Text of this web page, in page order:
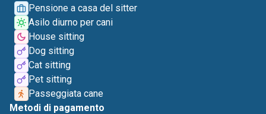
Pensione a casa del sitter
Asilo diurno per cani
House sitting
Dog sitting
Cat sitting
Pet sitting
Passeggiata cane
Metodi di pagamento